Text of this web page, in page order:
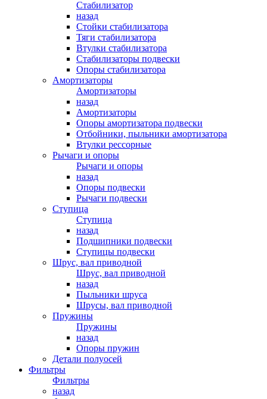
Стабилизатор
назад
Стойки стабилизатора
Тяги стабилизатора
Втулки стабилизатора
Стабилизаторы подвески
Опоры стабилизатора
Амортизаторы
Амортизаторы
назад
Амортизаторы
Опоры амортизатора подвески
Отбойники, пыльники амортизатора
Втулки рессорные
Рычаги и опоры
Рычаги и опоры
назад
Опоры подвески
Рычаги подвески
Ступица
Ступица
назад
Подшипники подвески
Ступицы подвески
Шрус, вал приводной
Шрус, вал приводной
назад
Пыльники шруса
Шрусы, вал приводной
Пружины
Пружины
назад
Опоры пружин
Детали полуосей
Фильтры
Фильтры
назад